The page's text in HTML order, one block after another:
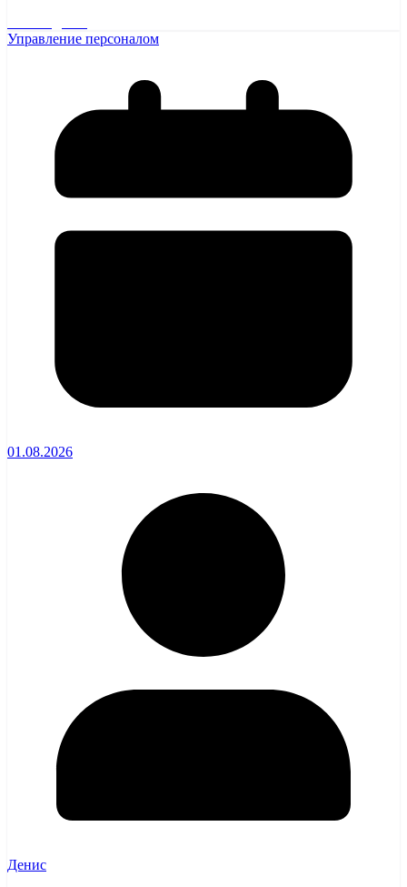
Управление персоналом
01.08.2026
Денис